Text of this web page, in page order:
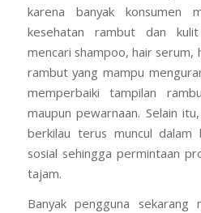
karena banyak konsumen
kesehatan rambut dan
mencari shampoo, hair serum,
rambut yang mampu
memperbaiki tampilan
maupun pewarnaan. Selain
berkilau terus muncul dalam
sosial sehingga permintaan
tajam.
Banyak pengguna